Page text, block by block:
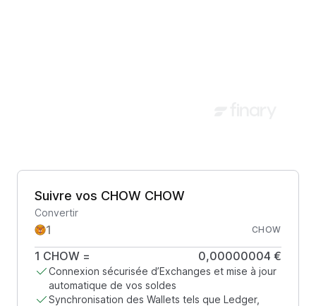
Suivre vos CHOW CHOW
Convertir
CHOW
1 CHOW = 0,00000004 €
Connexion sécurisée d’Exchanges et mise à jour
automatique de vos soldes
Synchronisation des Wallets tels que Ledger,